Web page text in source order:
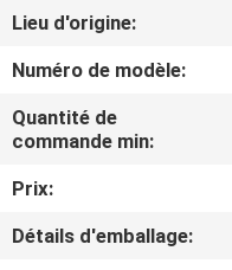
SUJET
DE
NOUS
VISITE
D'USINE
Lieu d'origine:
Numéro de modèle:
Quantité de
commande min:
Prix:
Détails d'emballage: